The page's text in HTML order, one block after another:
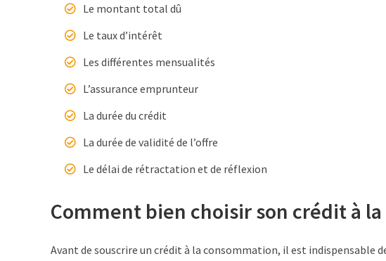
Le montant total dû
Le taux d’intérêt
Les différentes mensualités
L’assurance emprunteur
La durée du crédit
La durée de validité de l’offre
Le délai de rétractation et de réflexion
Comment bien choisir son crédit à
Avant de souscrire un crédit à la consommation, il est